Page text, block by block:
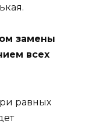
замены
всех
равных